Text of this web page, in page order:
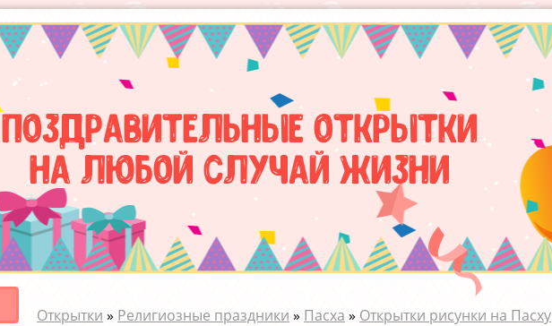
Поздравительные открытки
на любой случай жизни
Открытки » Религиозные праздники » Пасха » Открытки рисунки на Пасху